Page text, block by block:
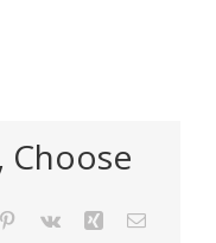
Choose
Pinterest
Vk Xing Email